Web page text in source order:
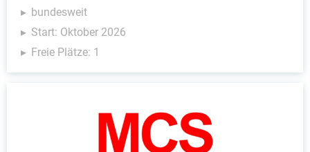
bundesweit
Start: Oktober 2026
Freie Plätze: 1